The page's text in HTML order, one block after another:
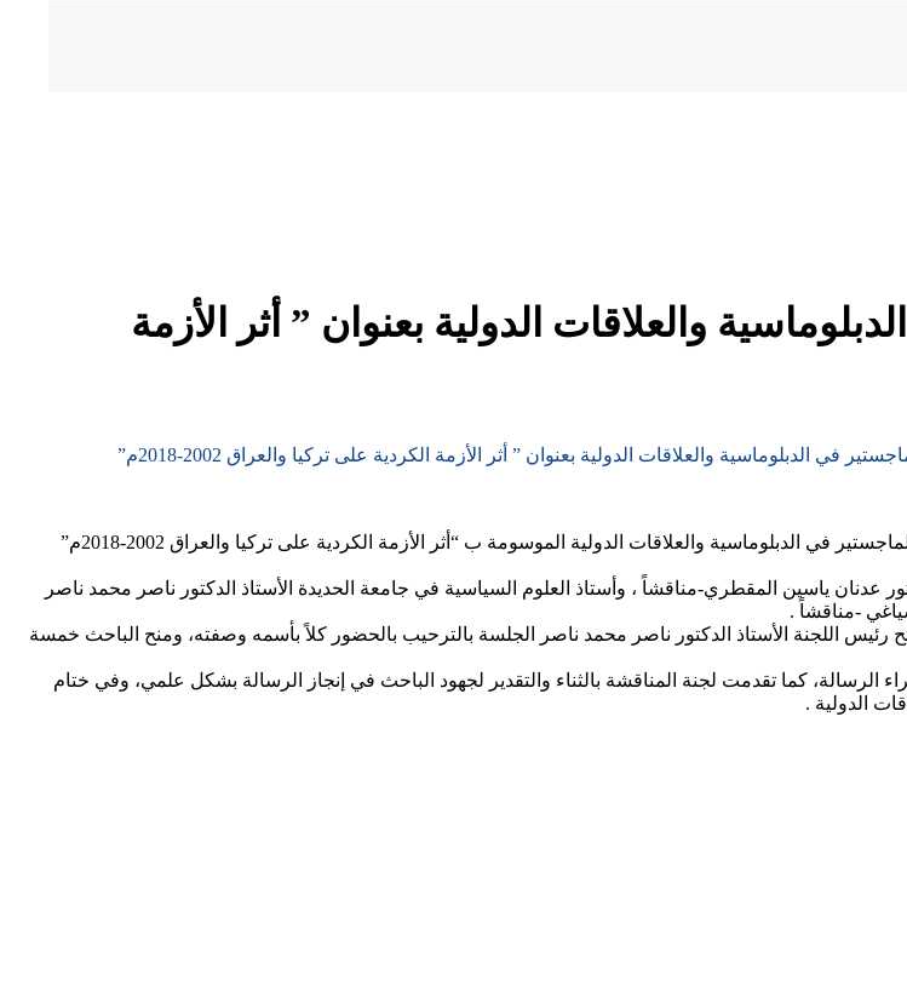
والعلاقات الدولية بعنوان ” أثر الأزمة
في الدبلوماسية والعلاقات الدولية بعنوان ” أثر الأزمة الكردية على تركيا والعراق 2002-2018م”
عقدت الأكاديمية اليمنية صباح يوم الخميس الموافق 17 03- 2020م المناقشة العلنية لرسالة الماجستير في الدبلوماسية والعلاقات الدولية الموسومة ب “أثر الأزمة الكردية على تركيا والعراق 2002-2018م”
ياسين المقطري-مناقشاً ، وأستاذ العلوم السياسية في جامعة الحديدة الأستاذ الدكتور ناصر محمد ناصر
-مناقشاً .
رئيس اللجنة الأستاذ الدكتور ناصر محمد ناصر الجلسة بالترحيب بالحضور كلاً بأسمه وصفته، ومنح الباحث خمسة
كما تقدمت لجنة المناقشة بالثناء والتقدير لجهود الباحث في إنجاز الرسالة بشكل علمي، وفي ختام
الدولية .